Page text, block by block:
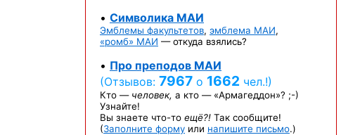
• Символика МАИ
Эмблемы факультетов, эмблема МАИ,
«ромб» МАИ — откуда взялись?
• Про преподов МАИ
(Отзывов: 7967 о 1662 чел.!)
Кто — человек, а кто — «Армагеддон»? ;-)
Узнайте!
Вы знаете что-то ещё?! Так сообщите!
(Заполните форму или напишите письмо.)